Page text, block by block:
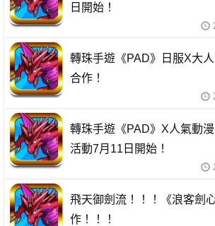
日開始！
轉珠手遊《PAD》日服X大人
合作！
轉珠手遊《PAD》X人氣動
活動7月11日開始！
飛天御劍流！！！《浪客劍
作！！！